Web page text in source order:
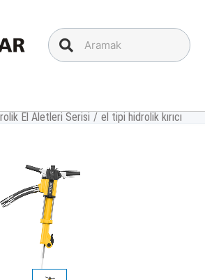
El Aletleri Serisi / el tipi hidrolik kırıcı